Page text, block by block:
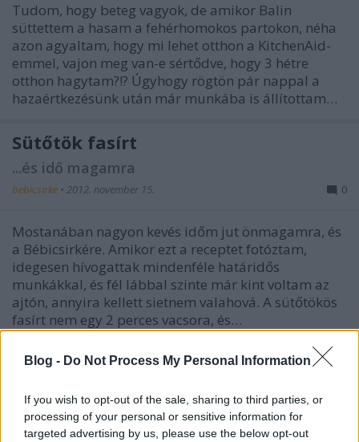
Blog - Do Not Process My Personal Information
If you wish to opt-out of the sale, sharing to third parties, or
processing of your personal or sensitive information for
targeted advertising by us, please use the below opt-out
Tudom, hogy beteg vagyok, de amikor Balin
süttettem a hasam a fehérhomokos partokon, néha
azon agyaltam, hogy mi lehet otthon a KitchenAid-
emmel, vajon meg van-e sértődve, hogy 3 hétre
otthon hagytam?!? Úgyhogy rögtön pár nappal a
hazaértkezésünk után már munkába is állítottam…
Sütőtök fasírt
...és idő magamra
bebicsirke • 2012. november 15. 0
Mostanában nagyon kevés időm jut önmagamra, és
a Bébicsirkére. Amikor ezt a receptet fotóztam,
idegesen hívogattak mindenféle határidős
munkákkal, és fél lábbal szinte már kint voltam az
ajtón, annyira kellett sietnem valahová. A sütőtökös
fasírt nem egy 2 perces vacsora, és…
Almás cobbler
bebicsirke • 2012. november 11.